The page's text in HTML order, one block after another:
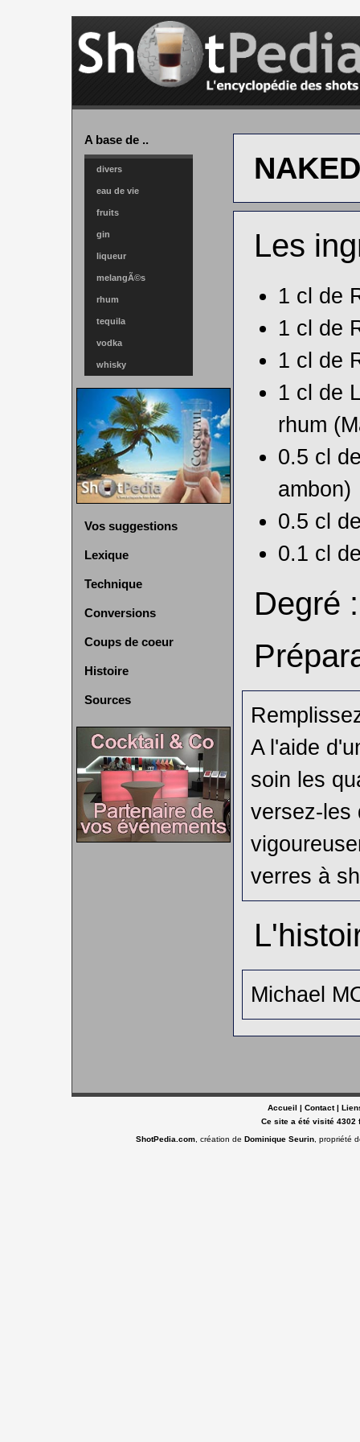
A base de ..
divers
eau de vie
fruits
gin
liqueur
melangÃ©s
rhum
tequila
vodka
whisky
Vos suggestions
Lexique
Technique
Conversions
Coups de coeur
Histoire
Sources
Les
1 cl de
1 cl de
1 cl de
1 cl de
rhum
0.5 cl
ambon)
0.5 cl
0.1 cl
Degré
A l'aide
soin les
versez-les
verres à
Michael
Accueil | Contact|
Ce site a été visité 4302
ShotPedia.com , création deDominique Seurin , propriété